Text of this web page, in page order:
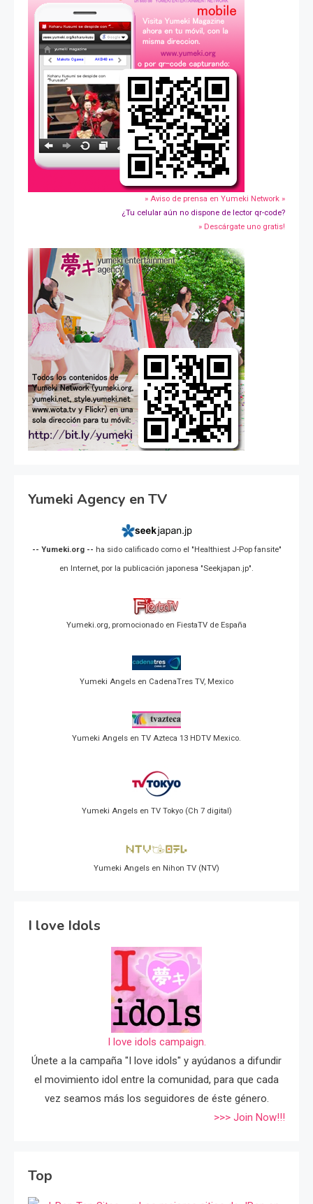
» Aviso de prensa en Yumeki Network »
¿Tu celular aún no dispone de lector qr-code?
» Descárgate uno gratis!
Yumeki Agency en TV
-- Yumeki.org -- ha sido calificado como el "Healthiest J-Pop fansite"
en Internet, por la publicación japonesa "Seekjapan.jp".
Yumeki.org, promocionado en FiestaTV de España
Yumeki Angels en CadenaTres TV, Mexico
Yumeki Angels en TV Azteca 13 HDTV Mexico.
Yumeki Angels en TV Tokyo (Ch 7 digital)
Yumeki Angels en Nihon TV (NTV)
I love Idols
I love idols campaign.
Únete a la campaña "I love idols" y ayúdanos a difundir
el movimiento idol entre la comunidad, para que cada
vez seamos más los seguidores de éste género.
>>> Join Now!!!
Top